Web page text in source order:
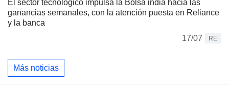
El sector tecnológico impulsa la Bolsa india hacia las
ganancias semanales, con la atención puesta en Reliance
y la banca
17/07
RE
Más noticias